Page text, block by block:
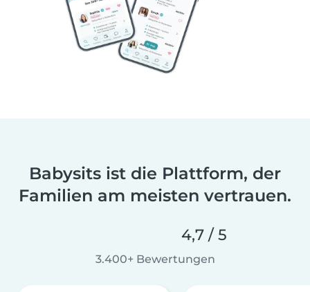
Babysits ist die Plattform, der
Familien am meisten vertrauen.
4,7 / 5
3.400+ Bewertungen